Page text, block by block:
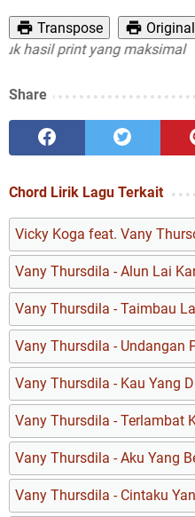
Transpose
Original
print yang maksimal
Share
Chord Lirik Lagu Terkait
Vicky Koga feat. Vany
Vany Thursdila - Alun Lai
Vany Thursdila - Taimbau
Vany Thursdila - Undangan
Vany Thursdila - Kau Yang
Vany Thursdila - Terlambat
Vany Thursdila - Aku Yang
Vany Thursdila - Cintaku